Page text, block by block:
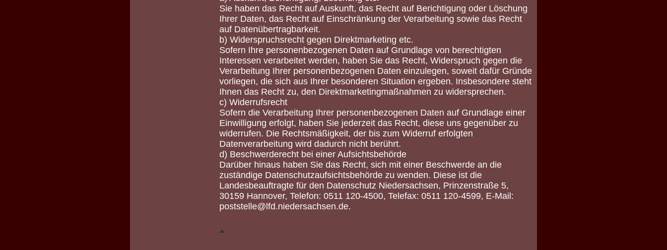
Sie haben das Recht auf Auskunft, das Recht auf Berichtigung oder Löschung
Ihrer Daten, das Recht auf Einschränkung der Verarbeitung sowie das Recht
auf Datenübertragbarkeit.
b) Widerspruchsrecht gegen Direktmarketing etc.
Sofern Ihre personenbezogenen Daten auf Grundlage von berechtigten
Interessen verarbeitet werden, haben Sie das Recht, Widerspruch gegen die
Verarbeitung Ihrer personenbezogenen Daten einzulegen, soweit dafür Gründe
vorliegen, die sich aus Ihrer besonderen Situation ergeben. Insbesondere steht
Ihnen das Recht zu, den Direktmarketingmaßnahmen zu widersprechen.
c) Widerrufsrecht
Sofern die Verarbeitung Ihrer personenbezogenen Daten auf Grundlage einer
Einwilligung erfolgt, haben Sie jederzeit das Recht, diese uns gegenüber zu
widerrufen. Die Rechtsmäßigkeit, der bis zum Widerruf erfolgten
Datenverarbeitung wird dadurch nicht berührt.
d) Beschwerderecht bei einer Aufsichtsbehörde
Darüber hinaus haben Sie das Recht, sich mit einer Beschwerde an die
zuständige Datenschutzaufsichtsbehörde zu wenden. Diese ist die
Landesbeauftragte für den Datenschutz Niedersachsen, Prinzenstraße 5,
30159 Hannover, Telefon: 0511 120-4500, Telefax: 0511 120-4599, E-Mail:
poststelle@lfd.niedersachsen.de.